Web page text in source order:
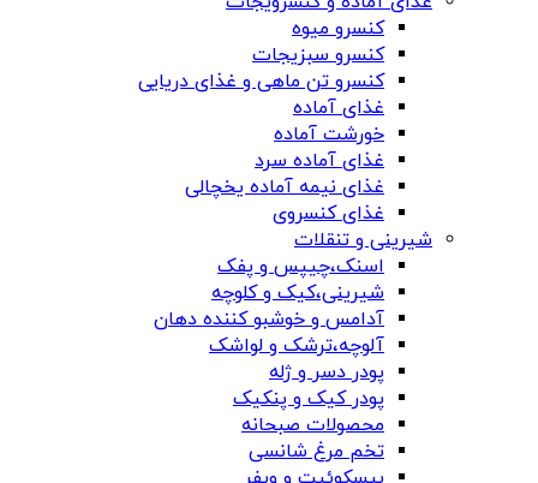
کنسرو میوه
کنسرو سبزیجات
کنسرو تن ماهی و غذای دریایی
غذای آماده
خورشت آماده
غذای آماده سرد
غذای نیمه آماده یخچالی
غذای کنسروی
شیرینی و تنقلات
اسنک،چیپس و پفک
شیرینی،کیک و کلوچه
آدامس و خوشبو کننده دهان
آلوچه،ترشک و لواشک
پودر دسر و ژله
پودر کیک و پنکیک
محصولات صبحانه
تخم مرغ شانسی